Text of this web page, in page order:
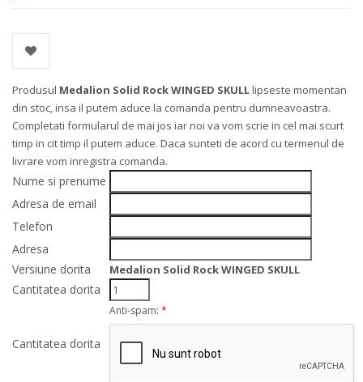
Produsul Medalion Solid Rock WINGED SKULLlipseste momentan
din stoc, insa il putem aduce la comanda pentru dumneavoastra.
Completati formularul de mai jos iar noi va vom scrie in cel mai scurt
timp in cit timp il putem aduce. Daca sunteti de acord cu termenul de
livrare vom inregistra comanda.
Nume si prenume
Adresa de email
Telefon
Adresa
Versiune dorita
Medalion Solid Rock WINGED SKULL
Cantitatea dorita
Cantitatea dorita
Anti-spam: *